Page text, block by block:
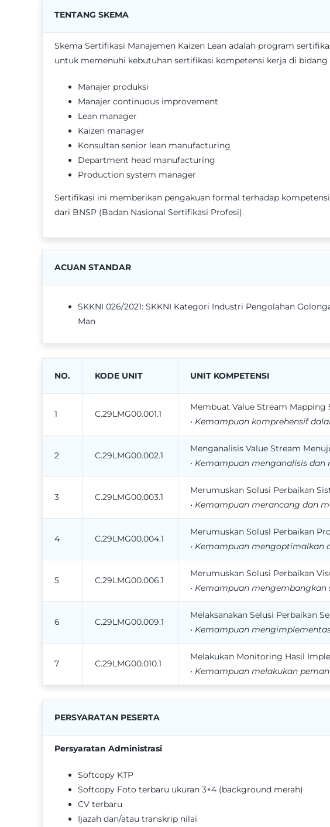
TENTANG SKEMA
Skema Sertifikasi Manajemen Kaizen Lean adalah program
untuk memenuhi kebutuhan sertifikasi kompetensi kerja di
Manajer produksi
Manajer continuous improvement
Lean manager
Kaizen manager
Konsultan senior lean manufacturing
Department head manufacturing
Production system manager
Sertifikasi ini memberikan pengakuan formal terhadap
dari BNSP (Badan Nasional Sertifikasi Profesi).
ACUAN STANDAR
SKKNI 026/2021: SKKNI Kategori Industri Pengolahan
Man
NO. KODE UNIT UNIT KOMPETENSI
1 C.29LMG00.001.1
Membuat Value Stream Mapping
• Kemampuan komprehensif
2 C.29LMG00.002.1
Menganalisis Value Stream
• Kemampuan menganalisis
3 C.29LMG00.003.1
Merumuskan Solusi Perbaikan
• Kemampuan merancang dan
4 C.29LMG00.004.1
Merumuskan Solusl Perbaikan
• Kemampuan mengoptimalkan
5 C.29LMG00.006.1
Merumuskan Solusi Perbaikan
• Kemampuan mengembangkan
6 C.29LMG00.009.1
Melaksanakan Selusi Perbaikan
• Kemampuan
7 C.29LMG00.010.1
Melakukan Monitoring Hasil
• Kemampuan melakukan
PERSYARATAN PESERTA
Persyaratan Administrasi
Softcopy KTP
Softcopy Foto terbaru ukuran 3×4 (background merah)
CV terbaru
Ijazah dan/atau transkrip nilai